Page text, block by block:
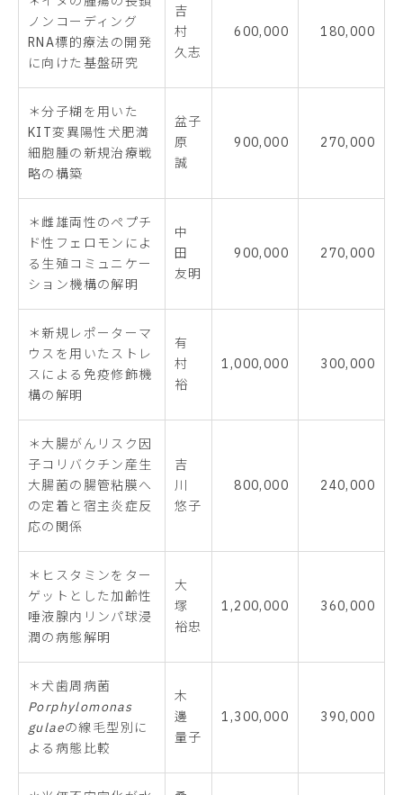
ノンコーディング
RNA標的療法の開発
に向けた基盤研究
吉
村
久志
600,000 180,000
＊分子糊を用いた
KIT変異陽性犬肥満
細胞腫の新規治療戦
略の構築
盆子
原
誠
900,000 270,000
＊雌雄両性のペプチ
ド性フェロモンによ
る生殖コミュニケー
ション機構の解明
中
田
友明
900,000 270,000
＊新規レポーターマ
ウスを用いたストレ
スによる免疫修飾機
構の解明
有
村
裕
1,000,000 300,000
＊大腸がんリスク因
子コリバクチン産生
大腸菌の腸管粘膜へ
の定着と宿主炎症反
応の関係
吉
川
悠子
800,000 240,000
＊ヒスタミンをター
ゲットとした加齢性
唾液腺内リンパ球浸
潤の病態解明
大
塚
裕忠
1,200,000 360,000
＊犬歯周病菌
Porphylomonas
gulaeの線毛型別に
よる病態比較
木
邊
量子
1,300,000 390,000